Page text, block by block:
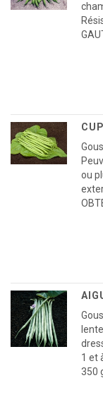
ou
1 et
350